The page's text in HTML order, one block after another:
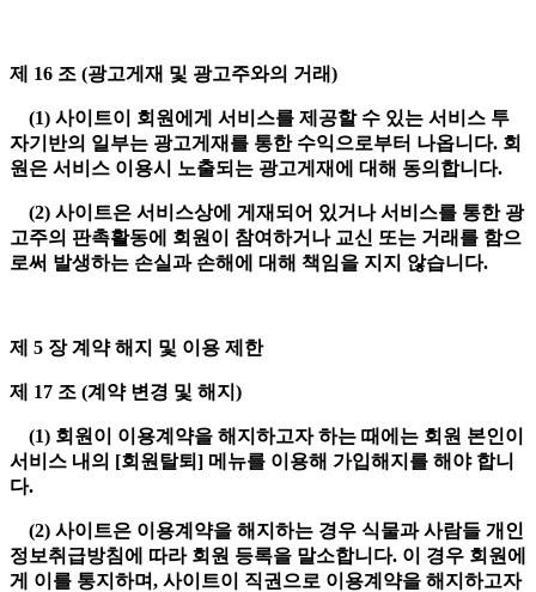
제 16 조 (광고게재 및 광고주와의 거래)
(1) 사이트이 회원에게 서비스를 제공할 수 있는 서비스 투
자기반의 일부는 광고게재를 통한 수익으로부터 나옵니다. 회
원은 서비스 이용시 노출되는 광고게재에 대해 동의합니다.
(2) 사이트은 서비스상에 게재되어 있거나 서비스를 통한 광
고주의 판촉활동에 회원이 참여하거나 교신 또는 거래를 함으
로써 발생하는 손실과 손해에 대해 책임을 지지 않습니다.
제 5 장 계약 해지 및 이용 제한
제 17 조 (계약 변경 및 해지)
(1) 회원이 이용계약을 해지하고자 하는 때에는 회원 본인이
서비스 내의 [회원탈퇴] 메뉴를 이용해 가입해지를 해야 합니
다.
(2) 사이트은 이용계약을 해지하는 경우 식물과 사람들 개인
정보취급방침에 따라 회원 등록을 말소합니다. 이 경우 회원에
게 이를 통지하며, 사이트이 직권으로 이용계약을 해지하고자